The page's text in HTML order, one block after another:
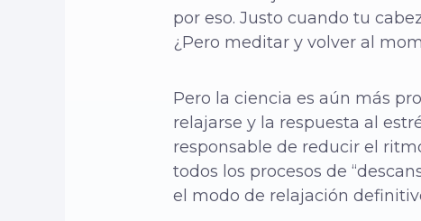
por eso. Justo cuando tu
¿Pero meditar y volver al
Pero la ciencia es aún más
relajarse y la respuesta al
responsable de reducir el
todos los procesos de
el modo de relajación